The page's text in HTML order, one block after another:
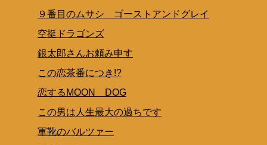
９番目のムサシ ゴーストアンドグレイ
空挺ドラゴンズ
銀太郎さんお頼み申す
この恋茶番につき!?
恋するMOON DOG
この男は人生最大の過ちです
軍靴のバルツァー